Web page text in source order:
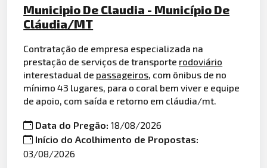
Municipio De Claudia - Município De
Cláudia/MT
Contratação de empresa especializada na
prestação de serviços de transporte rodoviário
interestadual de passageiros , com ônibus de no
mínimo 43 lugares, para o coral bem viver e equipe
de apoio, com saída e retorno em cláudia/mt.
Data do Pregão:18/08/2026
Início do Acolhimento de Propostas:
03/08/2026